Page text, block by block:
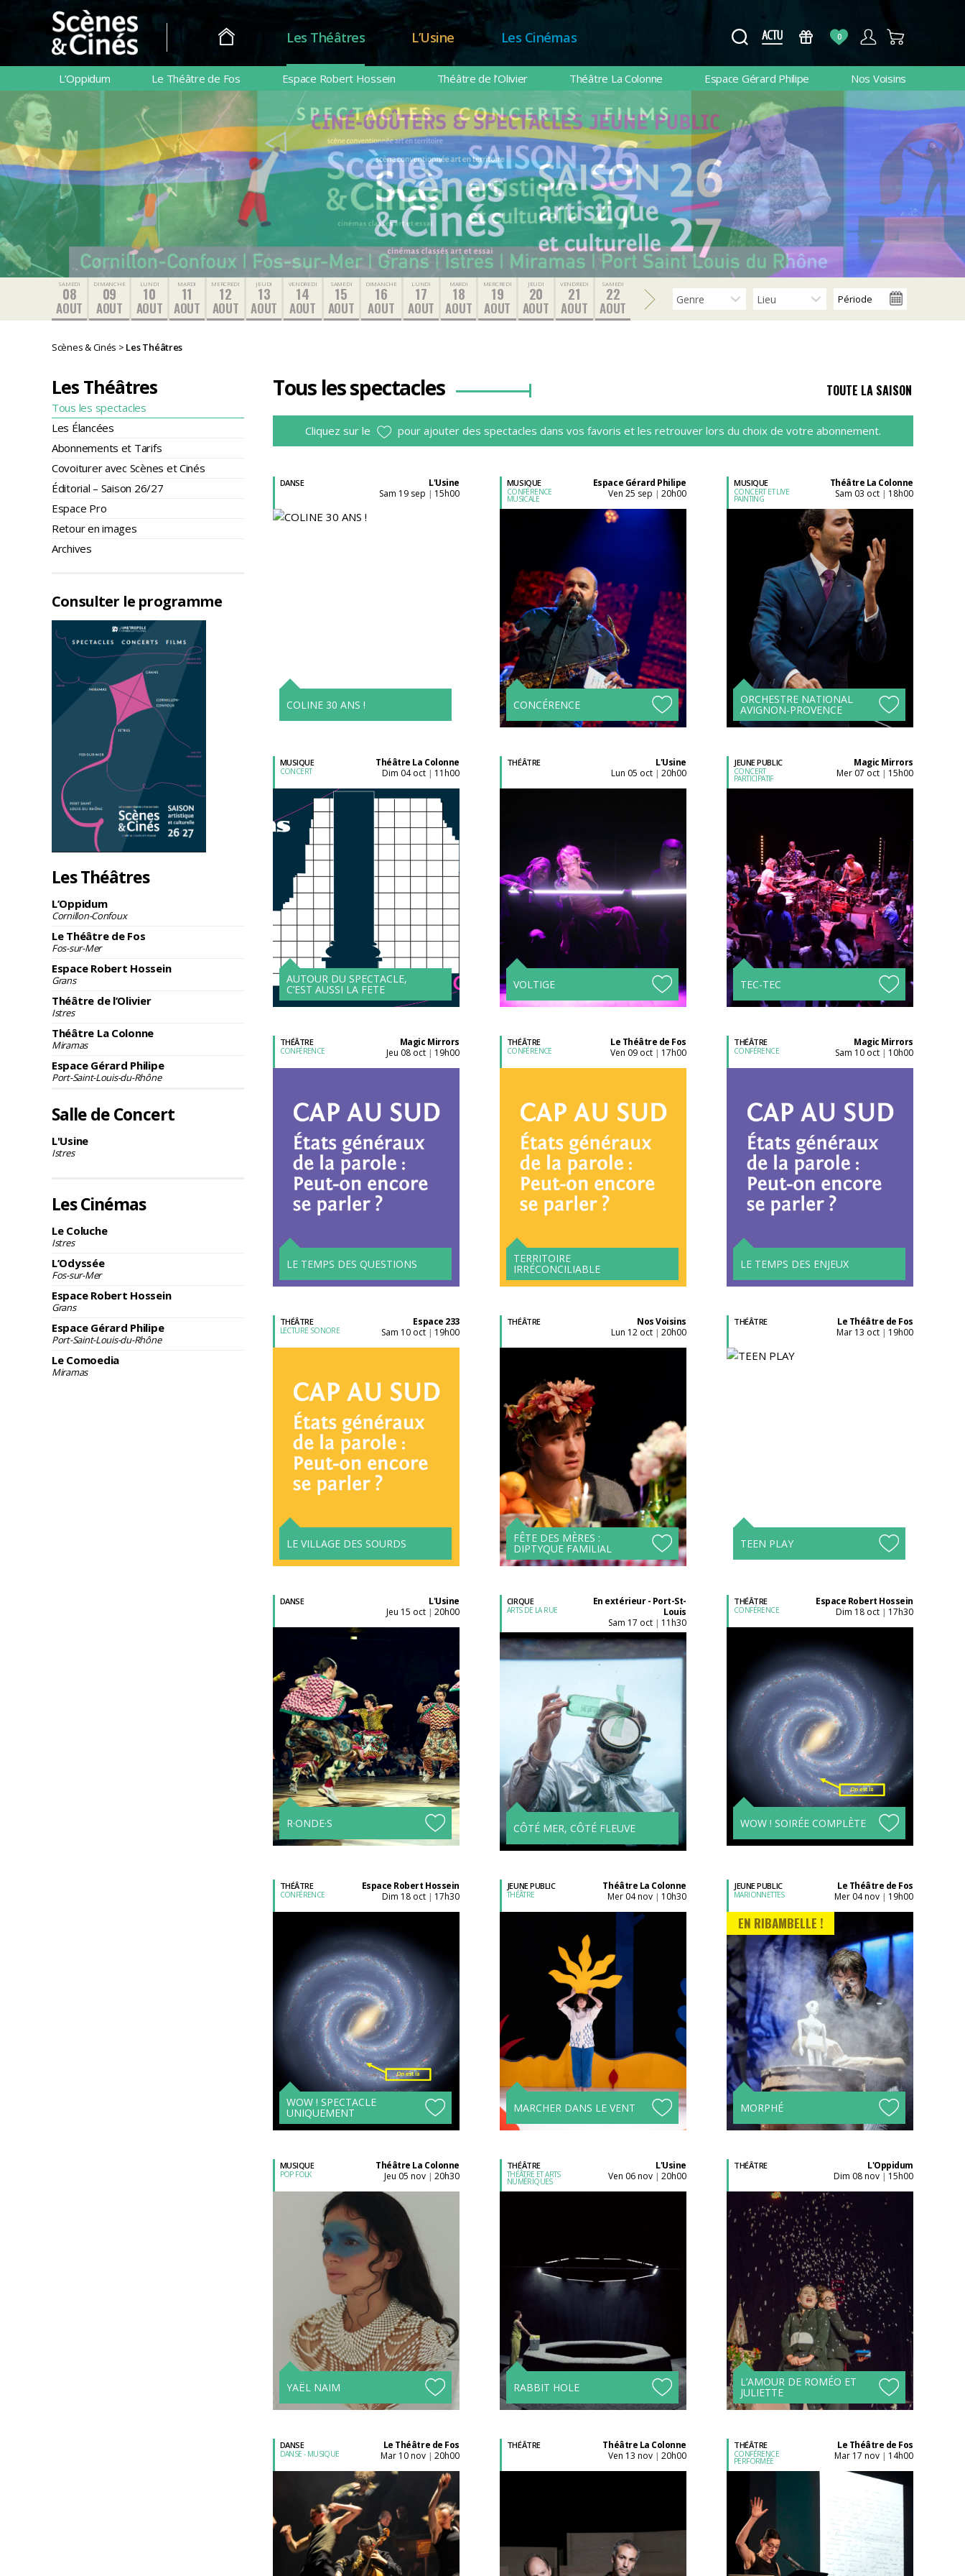
Scènes
&
Cinés
Les Théâtres L’Usine Les Cinémas 0
L’Oppidum Le Théâtre de Fos Espace Robert Hossein Théâtre de l’Olivier Théâtre La Colonne Espace Gérard Philipe Nos Voisins
SAMEDI
08
AOUT
DIMANCHE
09
AOUT
LUNDI
10
AOUT
MARDI
11
AOUT
MERCREDI
12
AOUT
JEUDI
13
AOUT
VENDREDI
14
AOUT
SAMEDI
15
AOUT
DIMANCHE
16
AOUT
LUNDI
17
AOUT
MARDI
18
AOUT
MERCREDI
19
AOUT
JEUDI
20
AOUT
VENDREDI
21
AOUT
SAMEDI
22
AOUT
Scènes & Cinés > Les Théâtres
Les Théâtres
Tous les spectacles
Les Élancées
Abonnements et Tarifs
Covoiturer avec Scènes et Cinés
Éditorial – Saison 26/27
Espace Pro
Retour en images
Archives
Consulter le programme
Les Théâtres
L’Oppidum
Cornillon-Confoux
Le Théâtre de Fos
Fos-sur-Mer
Espace Robert Hossein
Grans
Théâtre de l’Olivier
Istres
Théâtre La Colonne
Miramas
Espace Gérard Philipe
Port-Saint-Louis-du-Rhône
Salle de Concert
L'Usine
Istres
Les Cinémas
Le Coluche
Istres
L’Odyssée
Fos-sur-Mer
Espace Robert Hossein
Grans
Espace Gérard Philipe
Port-Saint-Louis-du-Rhône
Le Comoedia
Miramas
Tous les spectacles TOUTE LA SAISON
Cliquez sur le pour ajouter des spectacles dans vos favoris et les retrouver lors du choix de votre abonnement.
DANSE
L'Usine
sam 19 sep
15h00
COLINE 30 ANS !
MUSIQUE
CONFÉRENCE
MUSICALE
Espace Gérard Philipe
ven 25 sep
20h00
CONCÉRENCE
Acheter son billet à
l'unité
Tarifs avantageux à
partir de 4 spectacles !
MUSIQUE
CONCERT ET LIVE
PAINTING
Théâtre La Colonne
sam 03 oct
18h00
ORCHESTRE NATIONAL
AVIGNON-PROVENCE
Acheter son billet à
l'unité
Tarifs avantageux à
partir de 4 spectacles !
MUSIQUE
CONCERT
Théâtre La Colonne
dim 04 oct
11h00
AUTOUR DU SPECTACLE,
C’EST AUSSI LA FETE
THÉÂTRE
L'Usine
lun 05 oct
20h00
VOLTIGE
Acheter son billet à
l'unité
Tarifs avantageux à
partir de 4 spectacles !
JEUNE PUBLIC
CONCERT
PARTICIPATIF
Magic Mirrors
mer 07 oct
15h00
TEC-TEC
Acheter son billet à
l'unité
Tarifs avantageux à
partir de 4 spectacles !
THÉÂTRE
CONFÉRENCE
Magic Mirrors
jeu 08 oct
19h00
LE TEMPS DES QUESTIONS
Acheter son billet à
l'unité
THÉÂTRE
CONFÉRENCE
Le Théâtre de Fos
ven 09 oct
17h00
TERRITOIRE
IRRÉCONCILIABLE
Acheter son billet à
l'unité
THÉÂTRE
CONFÉRENCE
Magic Mirrors
sam 10 oct
10h00
LE TEMPS DES ENJEUX
Acheter son billet à
l'unité
THÉÂTRE
LECTURE SONORE
Espace 233
sam 10 oct
19h00
LE VILLAGE DES SOURDS
Acheter son billet à
l'unité
THÉÂTRE
Nos Voisins
lun 12 oct
20h00
FÊTE DES MÈRES :
DIPTYQUE FAMILIAL
Acheter son billet à
l'unité
Tarifs avantageux à
partir de 4 spectacles !
THÉÂTRE
Le Théâtre de Fos
mar 13 oct
19h00
TEEN PLAY
partir de 4 spectacles !
DANSE
L'Usine
jeu 15 oct
20h00
R·ONDE·S
Acheter son billet à
l'unité
Tarifs avantageux à
partir de 4 spectacles !
CIRQUE
ARTS DE LA RUE
En extérieur - Port-St-
Louis
sam 17 oct
11h30
CÔTÉ MER, CÔTÉ FLEUVE
Acheter son billet à
l'unité
THÉÂTRE
CONFÉRENCE
Espace Robert Hossein
dim 18 oct
17h30
WOW ! SOIRÉE COMPLÈTE
Acheter son billet à
l'unité
Tarifs avantageux à
partir de 4 spectacles !
THÉÂTRE
CONFÉRENCE
Espace Robert Hossein
dim 18 oct
17h30
WOW ! SPECTACLE
UNIQUEMENT
Acheter son billet à
l'unité
Tarifs avantageux à
partir de 4 spectacles !
JEUNE PUBLIC
THÉÂTRE
Théâtre La Colonne
mer 04 nov
10h30
MARCHER DANS LE VENT
Acheter son billet à
l'unité
Tarifs avantageux à
partir de 4 spectacles !
JEUNE PUBLIC
MARIONNETTES
Le Théâtre de Fos
mer 04 nov
19h00
EN RIBAMBELLE !
MORPHÉ
Acheter son billet à
l'unité
Tarifs avantageux à
partir de 4 spectacles !
MUSIQUE
POP FOLK
Théâtre La Colonne
jeu 05 nov
20h30
YAËL NAIM
Acheter son billet à
l'unité
Tarifs avantageux à
partir de 4 spectacles !
THÉÂTRE
THÉÂTRE ET ARTS
NUMÉRIQUES
L'Usine
ven 06 nov
20h00
RABBIT HOLE
Tarifs avantageux à
partir de 4 spectacles !
THÉÂTRE
L'Oppidum
dim 08 nov
15h00
L’AMOUR DE ROMÉO ET
JULIETTE
Acheter son billet à
l'unité
Tarifs avantageux à
partir de 4 spectacles !
DANSE
DANSE - MUSIQUE
Le Théâtre de Fos
mar 10 nov
20h00
THÉÂTRE
Théâtre La Colonne
ven 13 nov
20h00
THÉÂTRE
CONFÉRENCE
PERFORMÉE
Le Théâtre de Fos
mar 17 nov
14h00